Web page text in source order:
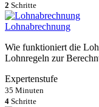
2 Schritte
Lohnabrechnung
Wie funktioniert die
Lohnregeln zur
Expertenstufe
35 Minuten
4 Schritte